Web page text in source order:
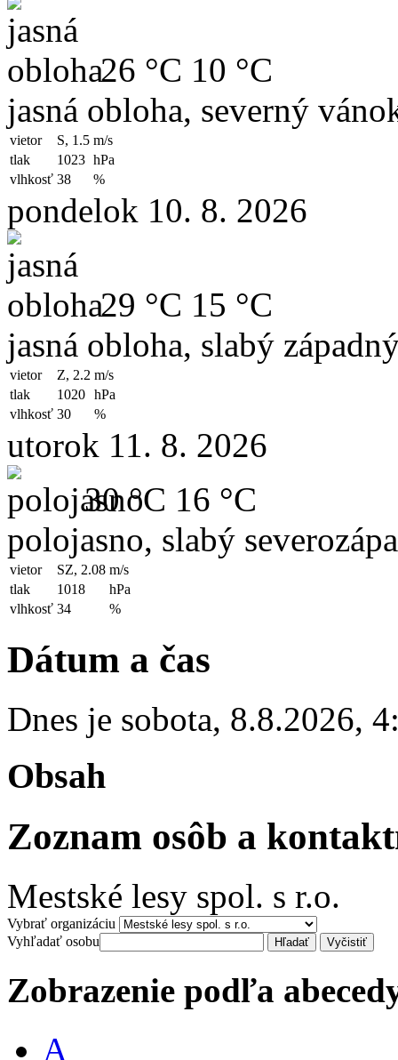
26 °C 10 °C
jasná obloha, severný
vietor S, 1.5 m/s
tlak
1023 hPa
vlhkosť 38 %
pondelok 10. 8. 2026
29 °C 15 °C
jasná obloha, slabý
vietor Z, 2.2 m/s
tlak
1020 hPa
vlhkosť 30 %
utorok 11. 8. 2026
30 °C 16 °C
polojasno, slabý
vietor SZ, 2.08 m/s
tlak
1018
hPa
vlhkosť 34 %
Dátum a čas
Dnes je sobota, 8.8.2026,
Obsah
Zoznam osôb a
Mestské lesy spol. s r.o.
Vybrať organizáciu
Vyhľadať osobu
Zobrazenie podľa
A